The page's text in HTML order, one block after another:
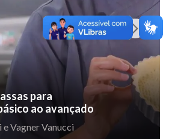
para
ao avançado
Vagner Vanucci